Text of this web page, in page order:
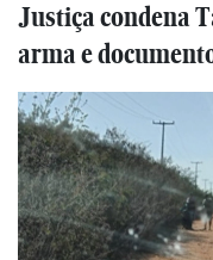
Justiça condena
arma e